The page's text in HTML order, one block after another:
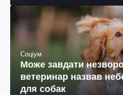
Соціум
Може завдати
ветеринар назвав
для собак